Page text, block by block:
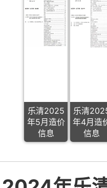
乐清2025
年5月造价
信息
乐清
年4月造
信息